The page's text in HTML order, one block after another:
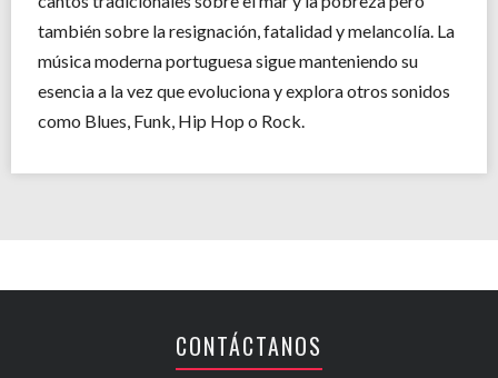
también sobre la resignación, fatalidad y melancolía. La
música moderna portuguesa sigue manteniendo su
esencia a la vez que evoluciona y explora otros sonidos
como Blues, Funk, Hip Hop o Rock.
CONTÁCTANOS